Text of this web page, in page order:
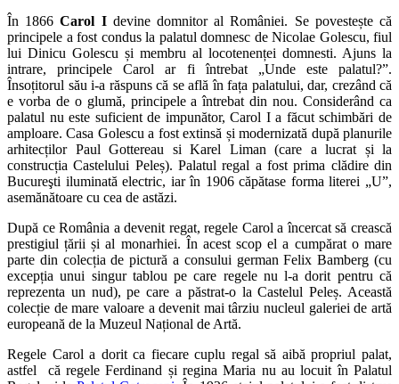
În 1866Carol Idevine domnitor al României. Se povestește că
principele a fost condus la palatul domnesc de Nicolae Golescu, fiul
lui Dinicu Golescu și membru al locotenenței domnesti. Ajuns la
intrare, principele Carol ar fi întrebat „Unde este palatul?”.
Însoțitorul său i-a răspuns că se află în fața palatului, dar, crezând că
e vorba de o glumă, principele a întrebat din nou. Considerând ca
palatul nu este suficient de impunător, Carol I a făcut schimbări de
amploare. Casa Golescu a fost extinsă și modernizată după planurile
arhitecților Paul Gottereau si Karel Liman (care a lucrat și la
construcția Castelului Peleș). Palatul regal a fost prima clădire din
Bucureşti iluminată electric, iar în 1906 căpătase forma literei „U”,
asemănătoare cu cea de astăzi.
După ce România a devenit regat, regele Carol a încercat să crească
prestigiul țării și al monarhiei. În acest scop el a cumpărat o mare
parte din colecția de pictură a consului german Felix Bamberg (cu
excepția unui singur tablou pe care regele nu l-a dorit pentru că
reprezenta un nud), pe care a păstrat-o la Castelul Peleș. Această
colecție de mare valoare a devenit mai târziu nucleul galeriei de artă
europeană de la Muzeul Național de Artă.
Regele Carol a dorit ca fiecare cuplu regal să aibă propriul palat,
astfel că regele Ferdinand și regina Maria nu au locuit în Palatul